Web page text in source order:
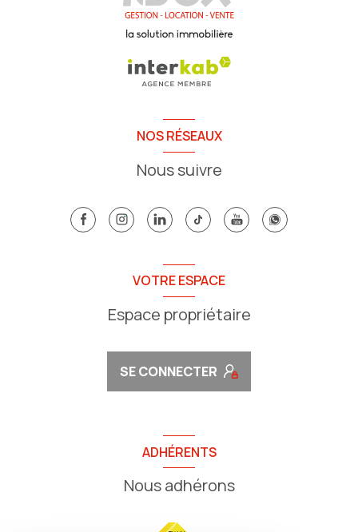
NOS RÉSEAUX
Nous suivre
VOTRE ESPACE
Espace propriétaire
SE CONNECTER
ADHÉRENTS
Nous adhérons